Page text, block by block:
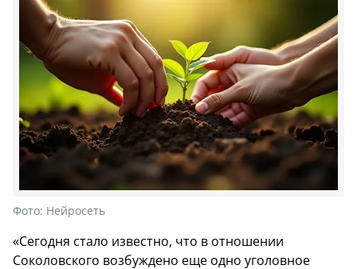
Фото: Нейросеть
«Сегодня стало известно, что в отношении
Соколовского возбуждено еще одно уголовное